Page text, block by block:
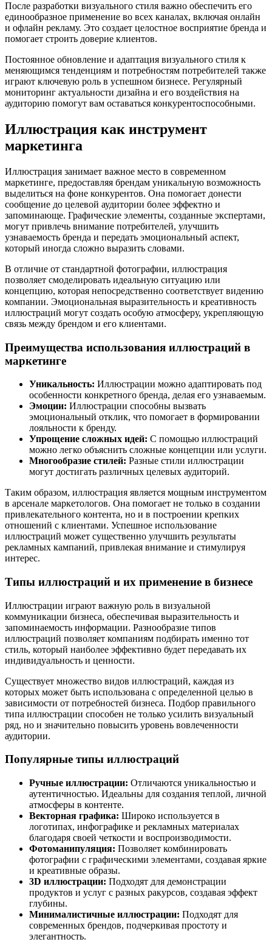
После разработки визуального стиля важно обеспечить его
единообразное применение во всех каналах, включая онлайн
и офлайн рекламу. Это создает целостное восприятие бренда и
помогает строить доверие клиентов.
Постоянное обновление и адаптация визуального стиля к
меняющимся тенденциям и потребностям потребителей также
играют ключевую роль в успешном бизнесе. Регулярный
мониторинг актуальности дизайна и его воздействия на
аудиторию помогут вам оставаться конкурентоспособными.
Иллюстрация как инструмент
маркетинга
Иллюстрация занимает важное место в современном
маркетинге, предоставляя брендам уникальную возможность
выделиться на фоне конкурентов. Она помогает донести
сообщение до целевой аудитории более эффектно и
запоминающе. Графические элементы, созданные экспертами,
могут привлечь внимание потребителей, улучшить
узнаваемость бренда и передать эмоциональный аспект,
который иногда сложно выразить словами.
В отличие от стандартной фотографии, иллюстрация
позволяет смоделировать идеальную ситуацию или
концепцию, которая непосредственно соответствует видению
компании. Эмоциональная выразительность и креативность
иллюстраций могут создать особую атмосферу, укрепляющую
связь между брендом и его клиентами.
Преимущества использования иллюстраций в
маркетинге
Уникальность: Иллюстрации можно адаптировать под
особенности конкретного бренда, делая его узнаваемым.
Эмоции: Иллюстрации способны вызвать
эмоциональный отклик, что помогает в формировании
лояльности к бренду.
Упрощение сложных идей: С помощью иллюстраций
можно легко объяснить сложные концепции или услуги.
Многообразие стилей: Разные стили иллюстрации
могут достигать различных целевых аудиторий.
Таким образом, иллюстрация является мощным инструментом
в арсенале маркетологов. Она помогает не только в создании
привлекательного контента, но и в построении крепких
отношений с клиентами. Успешное использование
иллюстраций может существенно улучшить результаты
рекламных кампаний, привлекая внимание и стимулируя
интерес.
Типы иллюстраций и их применение в бизнесе
Иллюстрации играют важную роль в визуальной
коммуникации бизнеса, обеспечивая выразительность и
запоминаемость информации. Разнообразие типов
иллюстраций позволяет компаниям подбирать именно тот
стиль, который наиболее эффективно будет передавать их
индивидуальность и ценности.
Существует множество видов иллюстраций, каждая из
которых может быть использована с определенной целью в
зависимости от потребностей бизнеса. Подбор правильного
типа иллюстрации способен не только усилить визуальный
ряд, но и значительно повысить уровень вовлеченности
аудитории.
Популярные типы иллюстраций
Ручные иллюстрации: Отличаются уникальностью и
аутентичностью. Идеальны для создания теплой, личной
атмосферы в контенте.
Векторная графика: Широко используется в
логотипах, инфографике и рекламных материалах
благодаря своей четкости и воспроизводимости.
Фотоманипуляция: Позволяет комбинировать
фотографии с графическими элементами, создавая яркие
и креативные образы.
3D иллюстрации: Подходят для демонстрации
продуктов и услуг с разных ракурсов, создавая эффект
глубины.
Минималистичные иллюстрации: Подходят для
современных брендов, подчеркивая простоту и
элегантность.